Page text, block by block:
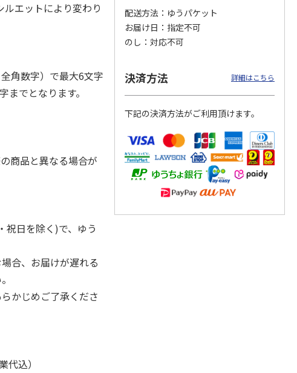
円
・税込)
3,300円
(送料別・税込)
POSTIES オリジナ
ルTシャツ Sサイズ
3,080円
(送料別・税込)
3,300円
(送料別・税込)
エットにより変わり
角数字）で最大6文字
でとなります。
商品と異なる場合が
祝日を除く)で、ゆう
合、お届けが遅れる
かじめご了承くださ
込）
配送方法
ゆうパケット
お届け日
指定不可
のし
対応不可
決済方法 詳細はこちら
下記の決済方法がご利用頂けます。